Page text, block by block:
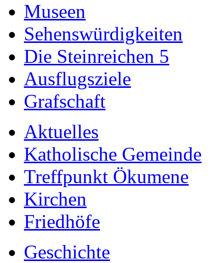
Museen
Sehenswürdigkeiten
Die Steinreichen 5
Ausflugsziele
Grafschaft
Aktuelles
Katholische Gemeinde
Treffpunkt Ökumene
Kirchen
Friedhöfe
Geschichte